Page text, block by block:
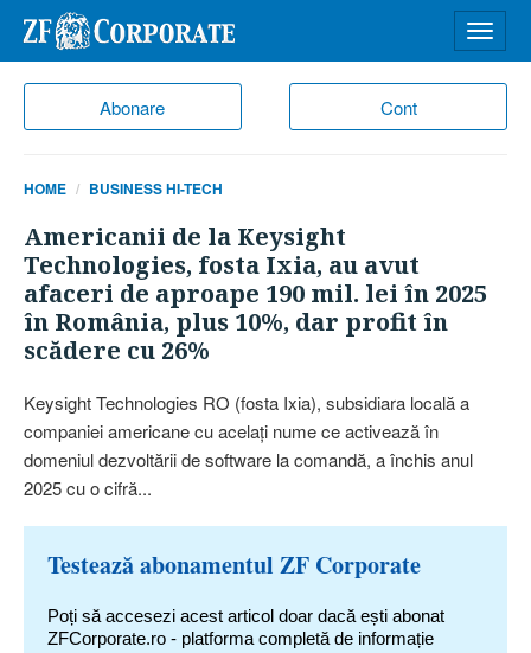
Abonare Cont
meniu
HOME BUSINESS HI-TECH
Americanii de la Keysight
Technologies, fosta Ixia, au avut
afaceri de aproape 190 mil. lei în 2025
în România, plus 10%, dar profit în
scădere cu 26%
Keysight Technologies RO (fosta Ixia), subsidiara locală a
companiei americane cu acelaţi nume ce activează în
domeniul dezvoltării de software la comandă, a închis anul
2025 cu o cifră...
Testează abonamentul ZF Corporate
Poți să accesezi acest articol doar dacă ești abonat
ZFCorporate.ro - platforma completă de informație